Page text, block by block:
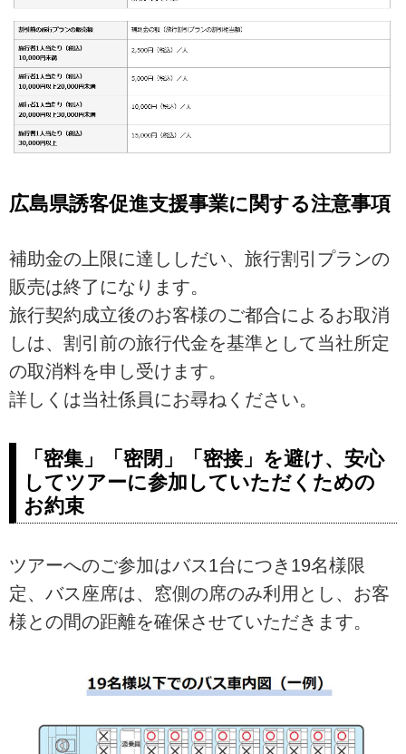
広島県誘客促進支援事業に関する注意事項
補助金の上限に達ししだい、旅行割引プランの
販売は終了になります。
旅行契約成立後のお客様のご都合によるお取消
しは、割引前の旅行代金を基準として当社所定
の取消料を申し受けます。
詳しくは当社係員にお尋ねください。
「密集」「密閉」「密接」を避け、安心
してツアーに参加していただくための
お約束
ツアーへのご参加はバス1台につき19名様限
定、バス座席は、窓側の席のみ利用とし、お客
様との間の距離を確保させていただきます。